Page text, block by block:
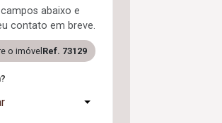
abaixo e
contato em breve.
o imóvel Ref. 73129